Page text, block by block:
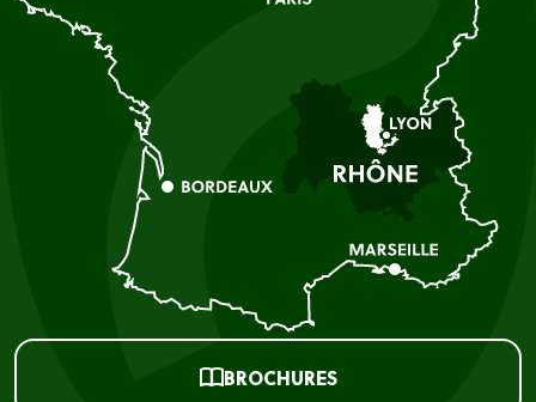
BROCHURES